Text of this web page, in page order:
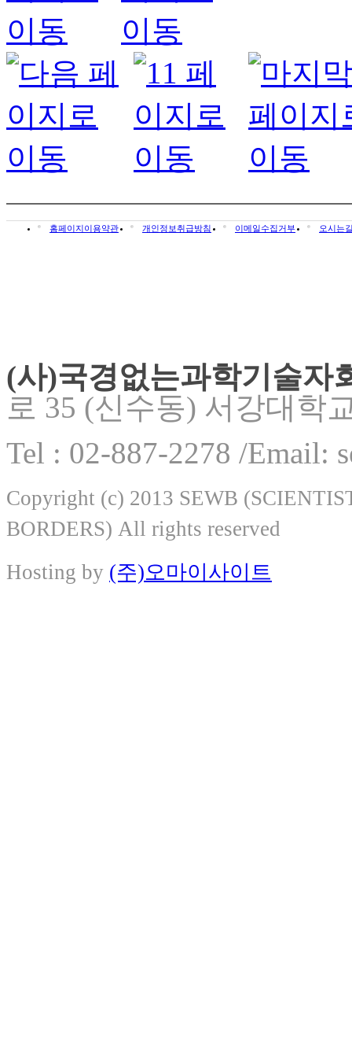
홈페이지이용약관 개인정보취급방침 이메일수집거부 오시는
(사)국경없는과학기술자
로 35 (신수동) 서강대학
Tel : 02-887-2278 /Email:
Copyright (c) 2013 SEWB
BORDERS) All rights reserved
Hosting by (주)오마이사이트